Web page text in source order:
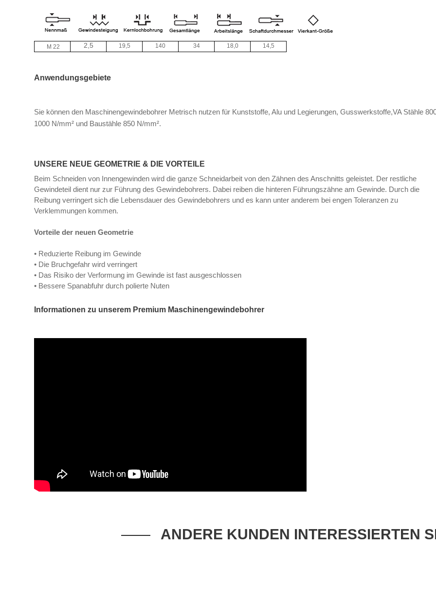
M 22 2,5 19,5 140 34 18,0 14,5
Anwendungsgebiete
Sie können den Maschinengewindebohrer Metrisch nutzen für Kunststoffe, Alu und Legierungen, Gusswerkstoffe,VA Stähle
1000 N/mm² und Baustähle 850 N/mm².
UNSERE NEUE GEOMETRIE & DIE VORTEILE
Beim Schneiden von Innengewinden wird die ganze Schneidarbeit von den Zähnen des Anschnitts geleistet. Der restliche
Gewindeteil dient nur zur Führung des Gewindebohrers. Dabei reiben die hinteren Führungszähne am Gewinde. Durch die
Reibung verringert sich die Lebensdauer des Gewindebohrers und es kann unter anderem bei engen Toleranzen zu
Verklemmungen kommen.
Vorteile der neuen Geometrie
• Reduzierte Reibung im Gewinde
• Die Bruchgefahr wird verringert
• Das Risiko der Verformung im Gewinde ist fast ausgeschlossen
• Bessere Spanabfuhr durch polierte Nuten
Informationen zu unserem Premium Maschinengewindebohrer
ANDERE KUNDEN INTERESSIERTEN